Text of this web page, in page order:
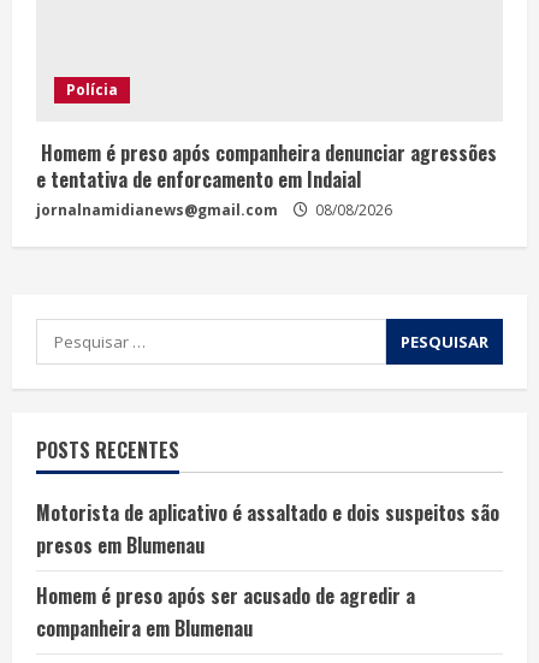
Polícia
Homem é preso após companheira denunciar agressões
e tentativa de enforcamento em Indaial
jornalnamidianews@gmail.com 08/08/2026
POSTS RECENTES
Motorista de aplicativo é assaltado e dois suspeitos são
presos em Blumenau
Homem é preso após ser acusado de agredir a
companheira em Blumenau